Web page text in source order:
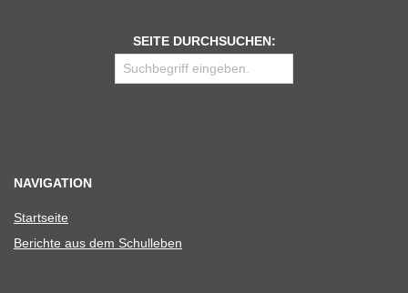
SEITE DURCHSUCHEN:
NAVIGATION
Start­seite
Berichte aus dem Schulleben